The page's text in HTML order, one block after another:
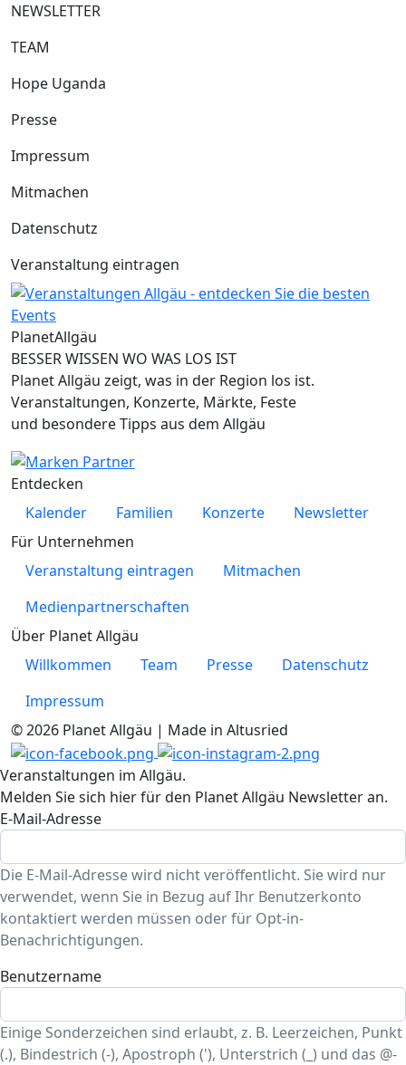
NEWSLETTER
TEAM
Hope Uganda
Presse
Impressum
Mitmachen
Datenschutz
Veranstaltung eintragen
PlanetAllgäu
BESSER WISSEN WO WAS LOS IST
Planet Allgäu zeigt, was in der Region los ist.
Veranstaltungen, Konzerte, Märkte, Feste
und besondere Tipps aus dem Allgäu
Entdecken
Kalender
Familien Konzerte
Newsletter
Für Unternehmen
Veranstaltung eintragen
Mitmachen
Medienpartnerschaften
Über Planet Allgäu
Willkommen
Team Presse
Datenschutz
Impressum
© 2026 Planet Allgäu | Made in Altusried
Veranstaltungen im Allgäu.
Melden Sie sich hier für den Planet Allgäu Newsletter an.
E-Mail-Adresse
Die E-Mail-Adresse wird nicht veröffentlicht. Sie wird nur
verwendet, wenn Sie in Bezug auf Ihr Benutzerkonto
kontaktiert werden müssen oder für Opt-in-
Benachrichtigungen.
Benutzername
Einige Sonderzeichen sind erlaubt, z. B. Leerzeichen, Punkt
(.), Bindestrich (-), Apostroph ('), Unterstrich (_) und das @-